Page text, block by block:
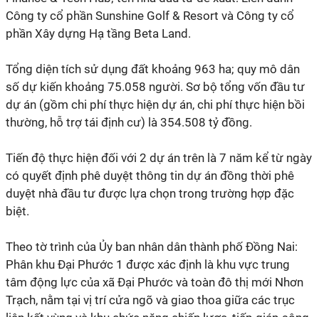
Công ty cổ phần Sunshine Golf & Resort và Công ty cổ
phần Xây dựng Hạ tầng Beta Land.
Tổng diện tích sử dụng đất khoảng 963 ha; quy mô dân
số dự kiến khoảng 75.058 người. Sơ bộ tổng vốn đầu tư
dự án (gồm chi phí thực hiện dự án, chi phí thực hiện bồi
thường, hỗ trợ tái định cư) là 354.508 tỷ đồng.
Tiến độ thực hiện đối với 2 dự án trên là 7 năm kể từ ngày
có quyết định phê duyệt thông tin dự án đồng thời phê
duyệt nhà đầu tư được lựa chọn trong trường hợp đặc
biệt.
Theo tờ trình của Ủy ban nhân dân thành phố Đồng Nai:
Phân khu Đại Phước 1 được xác định là khu vực trung
tâm động lực của xã Đại Phước và toàn đô thị mới Nhơn
Trạch, nằm tại vị trí cửa ngõ và giao thoa giữa các trục